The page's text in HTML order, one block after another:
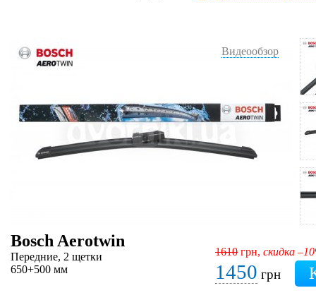
Видеообзор
Bosch Aerotwin
Передние, 2 щетки
650+500 мм
1610 грн, скидка
1450 грн